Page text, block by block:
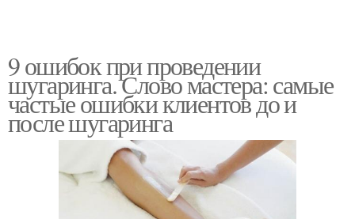
9 ошибок при проведении
шугаринга. Слово мастера: самые
частые ошибки клиентов до и
после шугаринга